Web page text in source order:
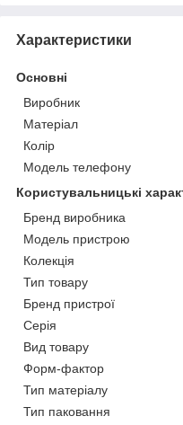
Характеристики
Основні
Виробник
Матеріал
Колір
Модель телефону
Користувальницькі
Бренд виробника
Модель пристрою
Колекція
Тип товару
Бренд пристрої
Серія
Вид товару
Форм-фактор
Тип матеріалу
Тип паковання